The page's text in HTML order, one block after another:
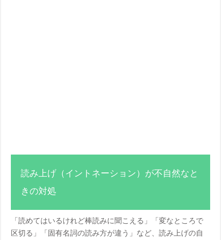
読み上げ（イントネーション）が不自然なと
きの対処
「読めてはいるけれど棒読みに聞こえる」「変なところで
区切る」「固有名詞の読み方が違う」など、読み上げの自